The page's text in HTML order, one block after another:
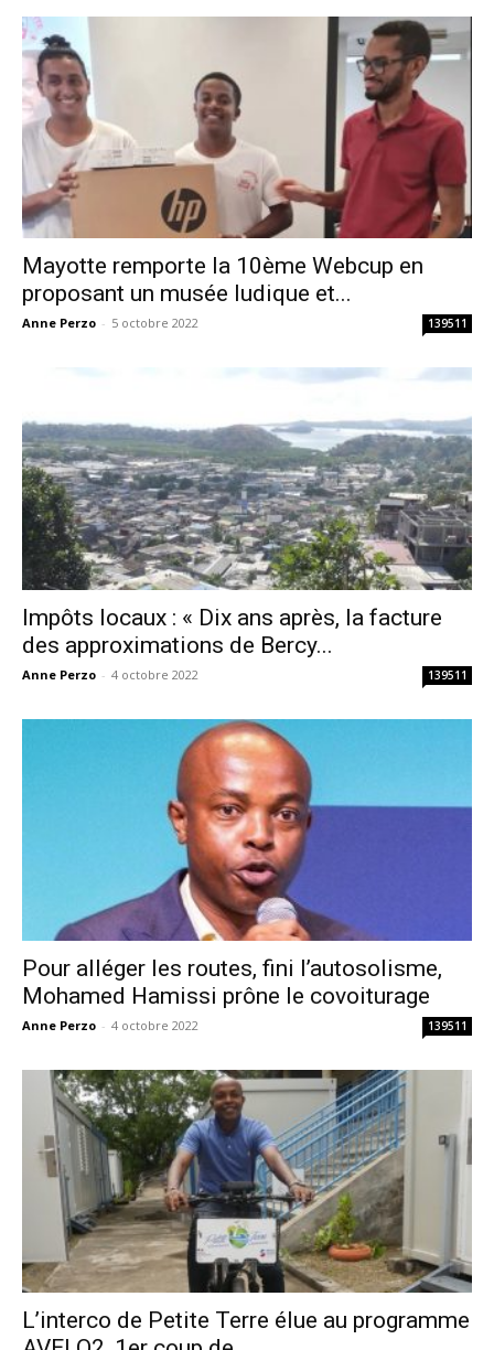
Mayotte remporte la 10ème Webcup en
proposant un musée ludique et...
Anne Perzo - 5 octobre 2022 139511
Impôts locaux : « Dix ans après, la facture
des approximations de Bercy...
Anne Perzo - 4 octobre 2022 139511
Pour alléger les routes, fini l’autosolisme,
Mohamed Hamissi prône le covoiturage
Anne Perzo - 4 octobre 2022 139511
L’interco de Petite Terre élue au programme